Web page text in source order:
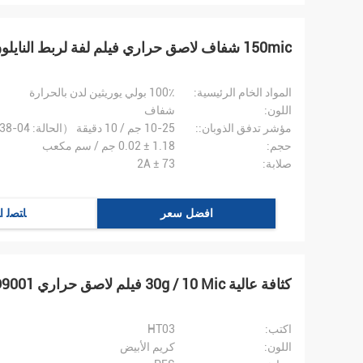
150mic شفاف لاصق حراري فيلم لفة لربط النايلون الفيلكرو
المواد الخام الرئيسية:
100٪ بولي يوريثين لدن بالحرارة
اللون:
شفاف
مؤشر تدفق الذوبان::
10-25 جم / 10 دقيقة （الحالة: ASTMD1238-04）
حجم:
1.18 ± 0.02 جم / سم مكعب
صلابة:
73 ± 2A
افضل سعر ﺎﺘﺼﻟ
كثافة عالية 30g / 10 Mic فيلم لاصق حراري SGS ISO9001
اكتب:
HT03
اللون:
كريم الأبيض